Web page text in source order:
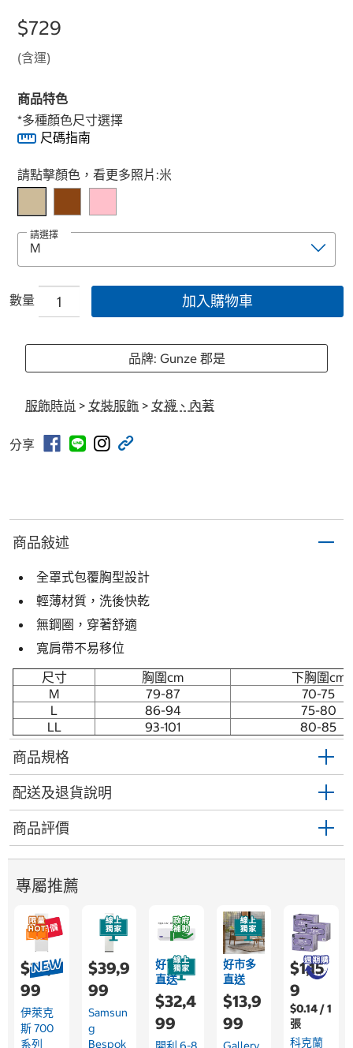
$729
(含運)
商品特色
*多種顏色尺寸選擇
尺碼指南
Select product
請點擊顏色，看更多照片:米
請選擇
數量 加入購物車
品牌: Gunze 郡是
服飾時尚 > 女裝服飾 > 女襪、內著
分享
商品敍述
全罩式包覆胸型設計
輕薄材質，洗後快乾
無鋼圈，穿著舒適
寬肩帶不易移位
尺寸
胸圍cm
下胸圍cm
M
79-87
70-75
L
86-94
75-80
LL
93-101 80-85
商品規格
配送及退貨說明
商品評價
專屬推薦
$22,9
99
伊萊克
斯 700
系列
$39,9
99
Samsun
G
Bespok
好市多
直送
$32,4
99
好市多
直送
$13,9
99
$1,15
9
$0.14 / 1
張
科克蘭